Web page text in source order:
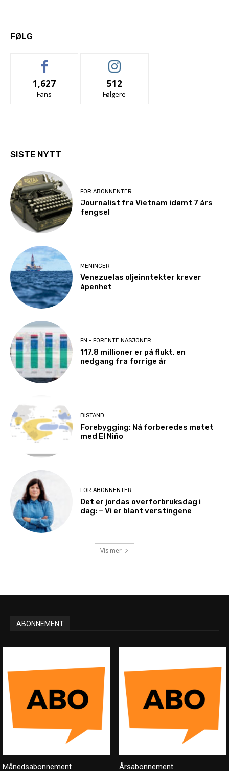
FØLG
1,627
Fans
512
Følgere
SISTE NYTT
FOR ABONNENTER
Journalist fra Vietnam idømt 7 års
fengsel
MENINGER
Venezuelas oljeinntekter krever
åpenhet
FN - FORENTE NASJONER
117,8 millioner er på flukt, en
nedgang fra forrige år
BISTAND
Forebygging: Nå forberedes møtet
med El Niño
FOR ABONNENTER
Det er jordas overforbruksdag i
dag: – Vi er blant verstingene
Vis mer
ABONNEMENT
Månedsabonnement Årsabonnement